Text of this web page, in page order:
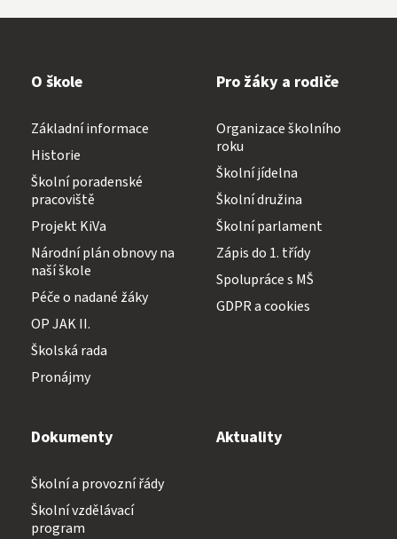
O škole
Základní informace
Historie
Školní poradenské
pracoviště
Projekt KiVa
Národní plán obnovy na
naší škole
Péče o nadané žáky
OP JAK II.
Školská rada
Pronájmy
Pro žáky a rodiče
Organizace školního
roku
Školní jídelna
Školní družina
Školní parlament
Zápis do 1. třídy
Spolupráce s MŠ
GDPR a cookies
Dokumenty
Školní a provozní řády
Školní vzdělávací
program
Aktuality